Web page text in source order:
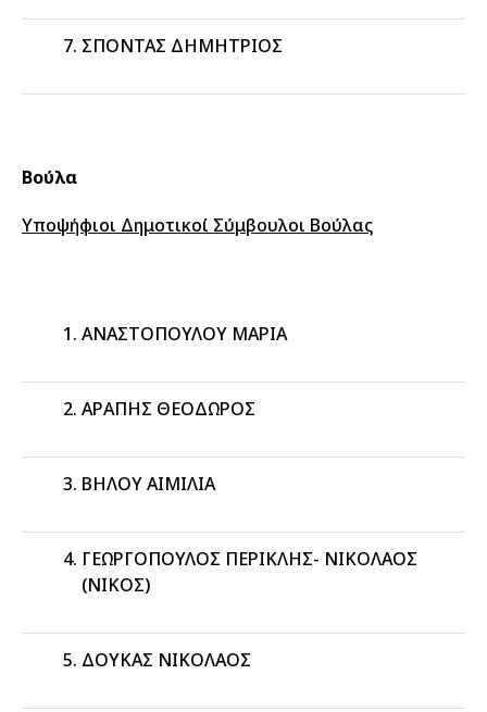
ΣΠΟΝΤΑΣ ΔΗΜΗΤΡΙΟΣ
Βούλα
Υποψήφιοι Δημοτικοί Σύμβουλοι Βούλας
ΑΝΑΣΤΟΠΟΥΛΟΥ ΜΑΡΙΑ
ΑΡΑΠΗΣ ΘΕΟΔΩΡΟΣ
ΒΗΛΟΥ ΑΙΜΙΛΙΑ
ΓΕΩΡΓΟΠΟΥΛΟΣ ΠΕΡΙΚΛΗΣ- ΝΙΚΟΛΑΟΣ
(ΝΙΚΟΣ)
ΔΟΥΚΑΣ ΝΙΚΟΛΑΟΣ